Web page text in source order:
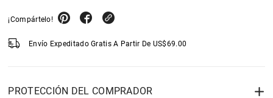
¡Compártelo!
Envío Expeditado Gratis A Partir De US$69.00
PROTECCIÓN DEL COMPRADOR